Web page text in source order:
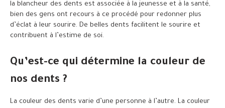
la blancheur des dents est associée à la jeunesse et à la santé,
bien des gens ont recours à ce procédé pour redonner plus
d’éclat à leur sourire. De belles dents facilitent le sourire et
contribuent à l’estime de soi.
Qu’est-ce qui détermine la couleur de
nos dents ?
La couleur des dents varie d’une personne à l’autre. La couleur